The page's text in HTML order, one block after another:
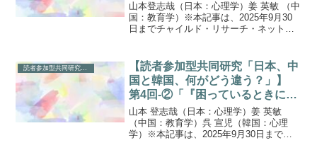
山本登志哉（日本：心理学）姜 英敏 （中
国：教育学）※本記事は、2025年9月30
日までチャイルド・リサーチ・ネット
4月 3日）※「公園デビュー」という言葉
が以...
読者参加型共同研究「日本、中国と韓国、何がどう違う？」
【読者参加型共同研究「日本、中
国と韓国、何がどう違う？」】
第4回-②「『困っているときにど
うする？』日本人と韓国人が考え
る」
山本 登志哉（日本：心理学）姜 英敏
（中国：教育学）呉 宣児（韓国：心理
学）※本記事は、2025年9月30日までチ